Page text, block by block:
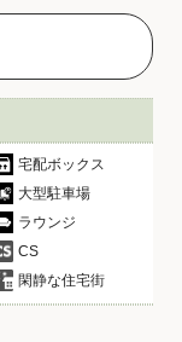
宅配ボックス
大型駐車場
ラウンジ
CS
閑静な住宅街